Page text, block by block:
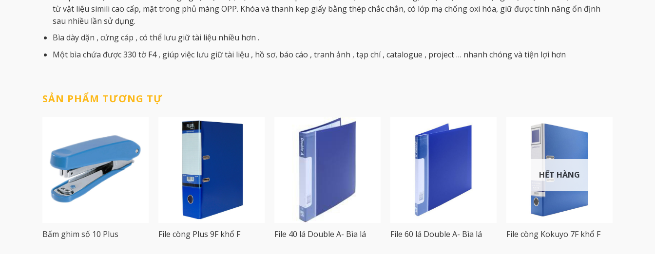
từ vật liệu simili cao cấp, mặt trong phủ màng OPP. Khóa và thanh kẹp giấy bằng thép chắc chắn, có lớp mạ chống oxi hóa, giữ được tính năng ổn định
sau nhiều lần sử dụng.
Bìa dày dặn , cứng cáp , có thể lưu giữ tài liệu nhiều hơn .
Một bìa chứa được 330 tờ F4 , giúp việc lưu giữ tài liệu , hồ sơ, báo cáo , tranh ảnh , tạp chí , catalogue , project … nhanh chóng và tiện lợi hơn
SẢN PHẨM TƯƠNG TỰ
Bấm ghim số 10 Plus File còng Plus 9F khổ F File 40 lá Double A- Bìa lá File 60 lá Double A- Bìa lá
HẾT HÀNG
File còng Kokuyo 7F khổ F